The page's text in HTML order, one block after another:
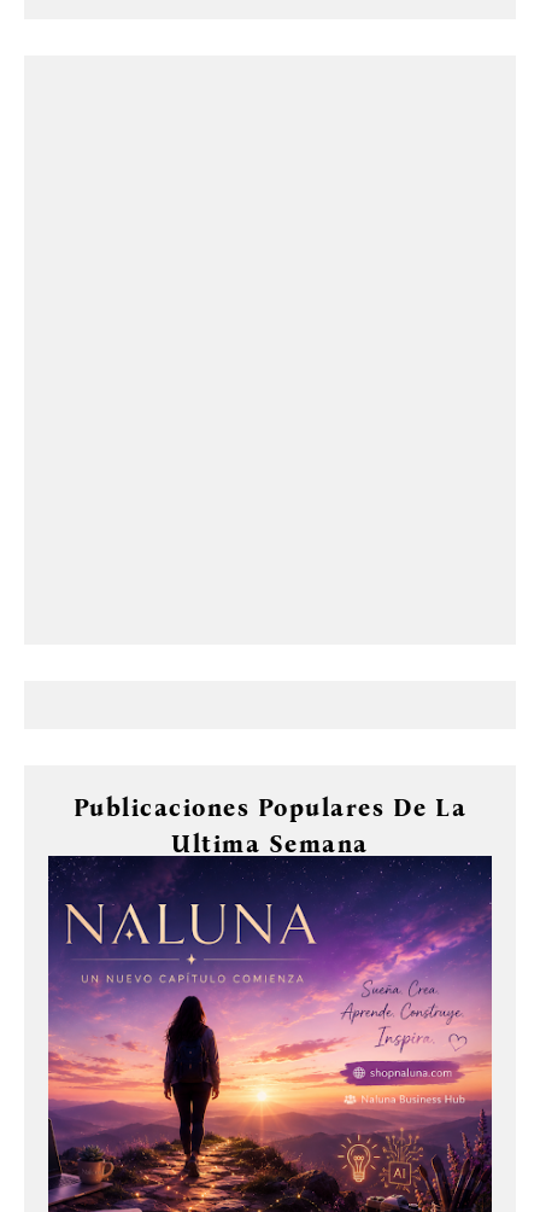
Publicaciones Populares De La
Ultima Semana